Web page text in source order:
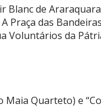
Blanc de
Praça das
Voluntários da
Maia Quarteto) e